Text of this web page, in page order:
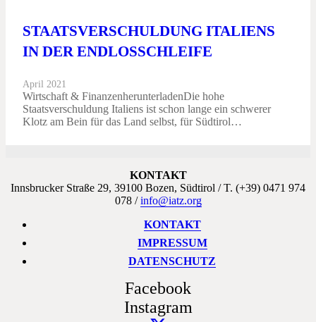
STAATSVERSCHULDUNG ITALIENS
IN DER ENDLOSSCHLEIFE
April 2021
Wirtschaft & FinanzenherunterladenDie hohe
Staatsverschuldung Italiens ist schon lange ein schwerer
Klotz am Bein für das Land selbst, für Südtirol…
KONTAKT
Innsbrucker Straße 29, 39100 Bozen, Südtirol / T. (+39) 0471 974
078 /info@iatz.org
KONTAKT
IMPRESSUM
DATENSCHUTZ
Facebook
Instagram